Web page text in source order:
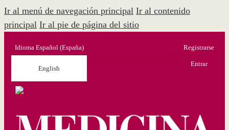
Ir al menú de navegación principal Ir al contenido
principal Ir al pie de página del sitio
Idioma Español (España)
English
Registrarse
Entrar